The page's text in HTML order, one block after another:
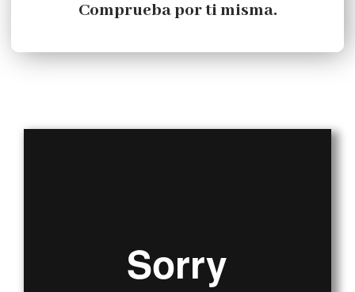
Comprueba por ti misma.